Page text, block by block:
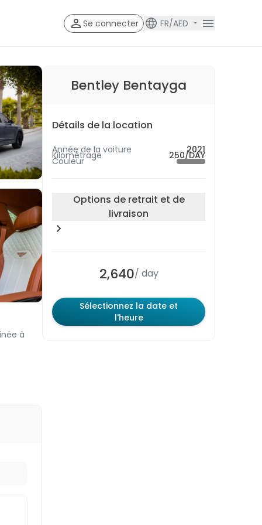
Se connecter FR/AED
à
Bentley Bentayga
Détails de la location
Année de la voiture 2021
Kilométrage 250/DAY
Couleur
Options de retrait et de
livraison
2,640/ day
Sélectionnez la date et
l'heure